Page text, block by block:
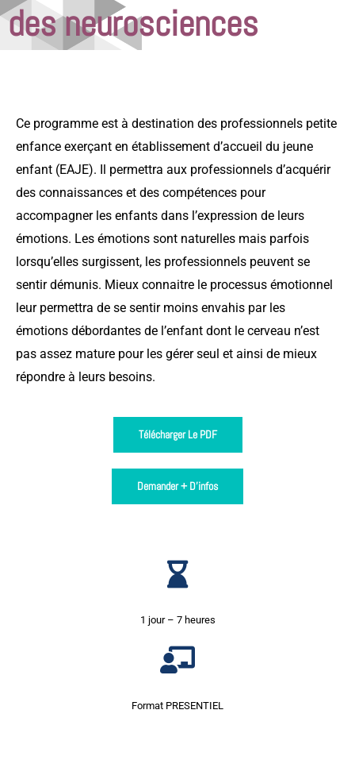
des neurosciences
Ce programme est à destination des professionnels petite
enfance exerçant en établissement d’accueil du jeune
enfant (EAJE). Il permettra aux professionnels d’acquérir
des connaissances et des compétences pour
accompagner les enfants dans l’expression de leurs
émotions. Les émotions sont naturelles mais parfois
lorsqu’elles surgissent, les professionnels peuvent se
sentir démunis. Mieux connaitre le processus émotionnel
leur permettra de se sentir moins envahis par les
émotions débordantes de l’enfant dont le cerveau n’est
pas assez mature pour les gérer seul et ainsi de mieux
répondre à leurs besoins.
Télécharger Le PDF
Demander + D'infos
1 jour – 7 heures
Format PRESENTIEL